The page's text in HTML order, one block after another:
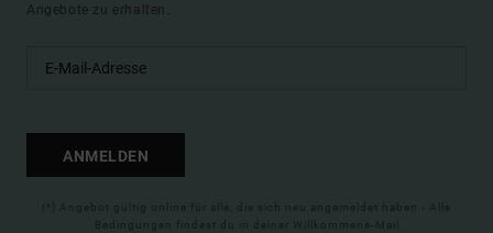
Angebote zu erhalten.
ANMELDEN
(*) Angebot gültig online für alle, die sich neu angemeldet haben - Alle
Bedingungen findest du in deiner Willkommens-Mail